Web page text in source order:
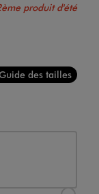
produit d'été
des tailles